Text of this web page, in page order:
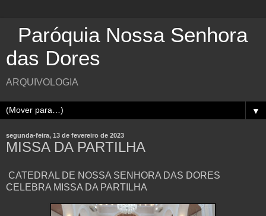
Paróquia Nossa Senhora
das Dores
ARQUIVOLOGIA
▼
segunda-feira, 13 de fevereiro de 2023
MISSA DA PARTILHA
CATEDRAL DE NOSSA SENHORA DAS DORES
CELEBRA MISSA DA PARTILHA